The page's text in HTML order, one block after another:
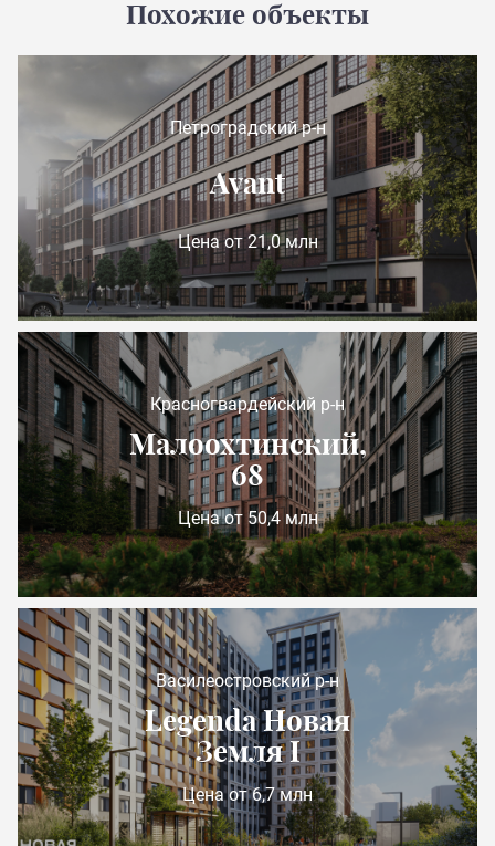
Похожие объекты
Петроградский р-н
Avant
Цена от 21,0 млн
Красногвардейский р-н
Малоохтинский,
68
Цена от 50,4 млн
Василеостровский р-н
Legenda Новая
Земля I
Цена от 6,7 млн